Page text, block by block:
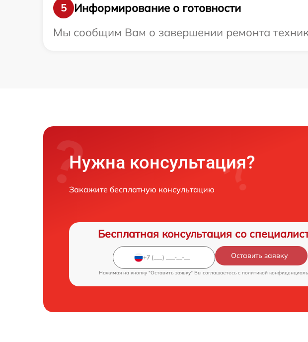
5
Информирование о готовности
Мы сообщим Вам о завершении ремонта
Нужна консультация?
Закажите бесплатную консультацию
Бесплатная консультация со
Оставить заявку
Нажимая на кнопку "Оставить заявку" Вы соглашаетесь c политикой